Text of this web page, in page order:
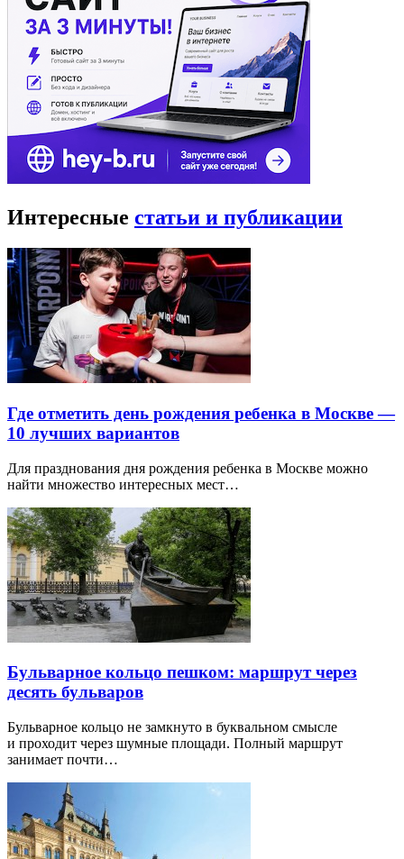
Интересные статьи и публикации
Где отметить день рождения ребенка в Москве —
10 лучших вариантов
Для празднования дня рождения ребенка в Москве можно
найти множество интересных мест…
Бульварное кольцо пешком: маршрут через
десять бульваров
Бульварное кольцо не замкнуто в буквальном смысле
и проходит через шумные площади. Полный маршрут
занимает почти…